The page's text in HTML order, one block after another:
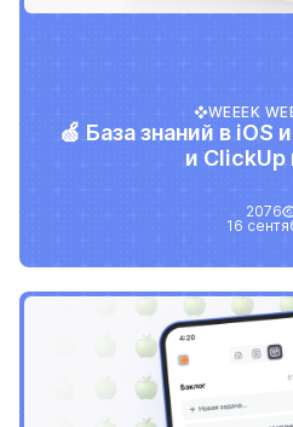
WEEEK
🍏 База знаний в iOS
и ClickUp
2076
16